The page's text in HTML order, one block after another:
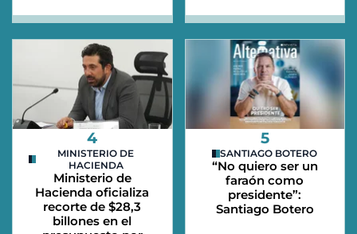
4
MINISTERIO DE
HACIENDA
Ministerio de
Hacienda oficializa
recorte de $28,3
billones en el
5
SANTIAGO BOTERO
“No quiero ser un
faraón como
presidente”:
Santiago Botero